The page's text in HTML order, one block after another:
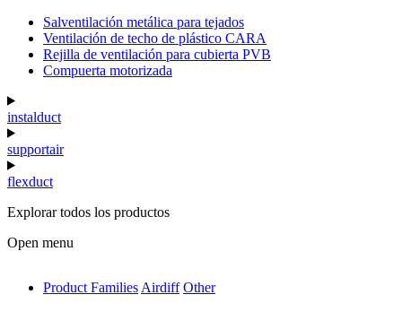
Salventilación metálica para tejados
Ventilación de techo de plástico CARA
Rejilla de ventilación para cubierta PVB
Compuerta motorizada
instalduct
supportair
flexduct
Explorar todos los productos
Open menu
antivib
Product Families Airdiff Other